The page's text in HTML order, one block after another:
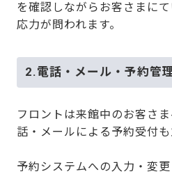
を確認しながらお客さまに
応力が問われます。
2.電話・メール・予約管
フロントは来館中のお客さ
話・メールによる予約受付も
予約システムへの入力・変